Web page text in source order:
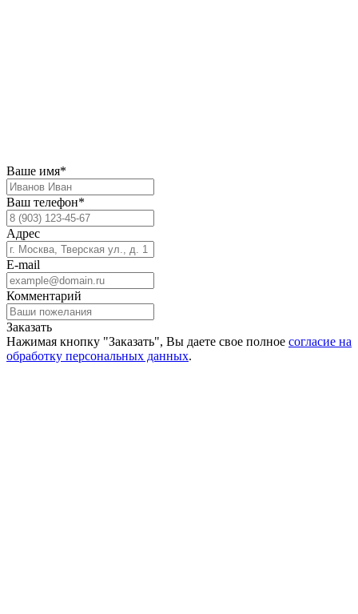
Ваше имя*
Ваш телефон*
Адрес
E-mail
Комментарий
Заказать
Нажимая кнопку "Заказать", Вы даете свое полное согласие на
обработку персональных данных.